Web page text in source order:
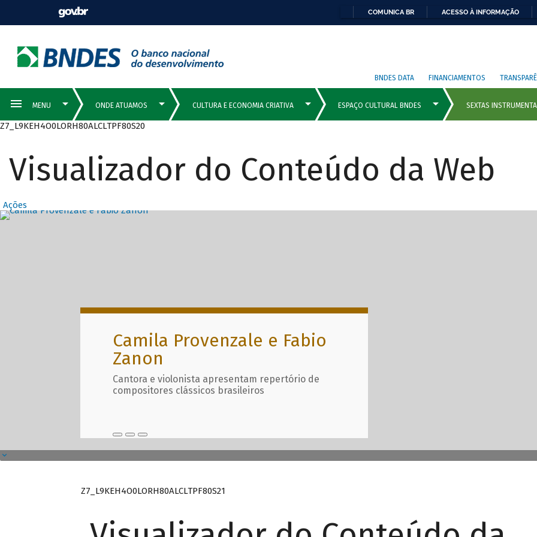
COMUNICA BR ACESSO À INFORMAÇÃO
BNDES DATA FINANCIAMENTOS
Z7_L9KEH4O0LORH80ALCLTPF80S20
Visualizador do Conteúdo da Web
Ações
Destaques Principais com
Camila Provenzale e Fabio
Zanon
Cantora e violonista apresentam repertório de
compositores clássicos brasileiros
Z7_L9KEH4O0LORH80ALCLTPF80S21